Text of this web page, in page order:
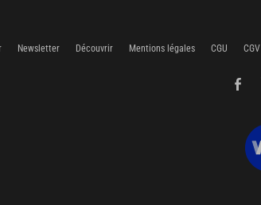
Newsletter Découvrir Mentions légales CGU CGV